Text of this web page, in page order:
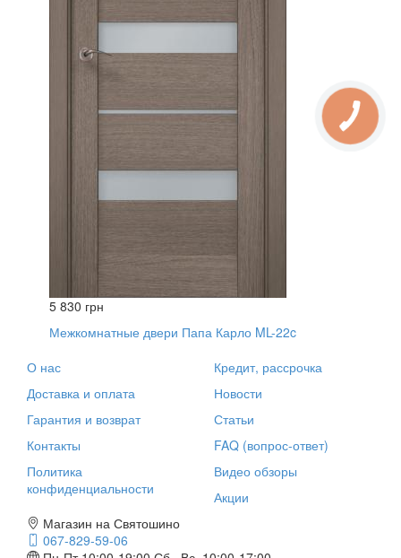
5 830 грн
Межкомнатные двери Папа Карло ML-22c
О нас
Доставка и оплата
Гарантия и возврат
Контакты
Политика
конфиденциальности
Кредит, рассрочка
Новости
Статьи
FAQ (вопрос-ответ)
Видео обзоры
Акции
Магазин на Святошино
067-829-59-06